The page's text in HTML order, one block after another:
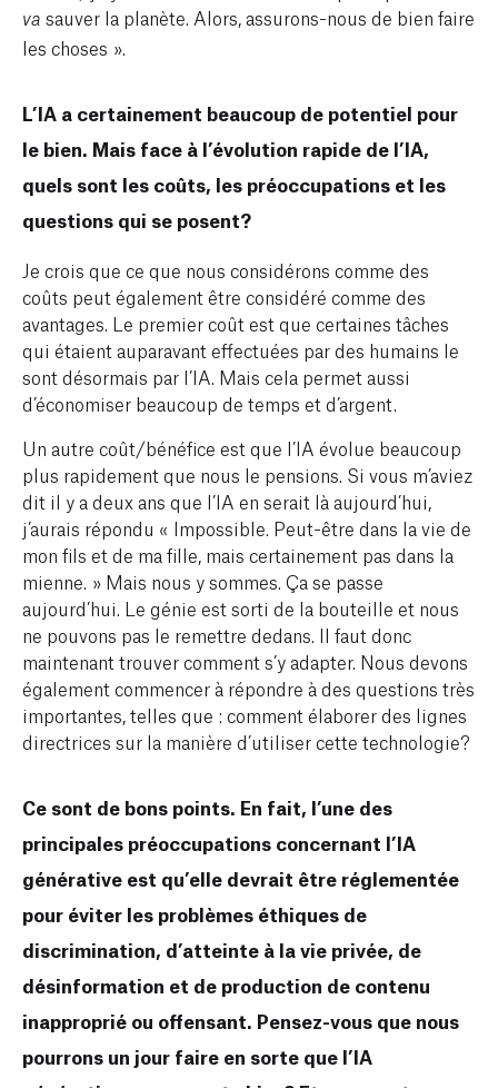
va sauver la planète. Alors, assurons-nous de bien faire
les choses ».
L’IA a certainement beaucoup de potentiel pour
le bien. Mais face à l’évolution rapide de l’IA,
quels sont les coûts, les préoccupations et les
questions qui se posent?
Je crois que ce que nous considérons comme des
coûts peut également être considéré comme des
avantages. Le premier coût est que certaines tâches
qui étaient auparavant effectuées par des humains le
sont désormais par l’IA. Mais cela permet aussi
d’économiser beaucoup de temps et d’argent.
Un autre coût/bénéfice est que l’IA évolue beaucoup
plus rapidement que nous le pensions. Si vous m’aviez
dit il y a deux ans que l’IA en serait là aujourd’hui,
j’aurais répondu « Impossible. Peut-être dans la vie de
mon fils et de ma fille, mais certainement pas dans la
mienne. » Mais nous y sommes. Ça se passe
aujourd’hui. Le génie est sorti de la bouteille et nous
ne pouvons pas le remettre dedans. Il faut donc
maintenant trouver comment s’y adapter. Nous devons
également commencer à répondre à des questions très
importantes, telles que : comment élaborer des lignes
directrices sur la manière d’utiliser cette technologie?
Ce sont de bons points. En fait, l’une des
principales préoccupations concernant l’IA
générative est qu’elle devrait être réglementée
pour éviter les problèmes éthiques de
discrimination, d’atteinte à la vie privée, de
désinformation et de production de contenu
inapproprié ou offensant. Pensez-vous que nous
pourrons un jour faire en sorte que l’IA